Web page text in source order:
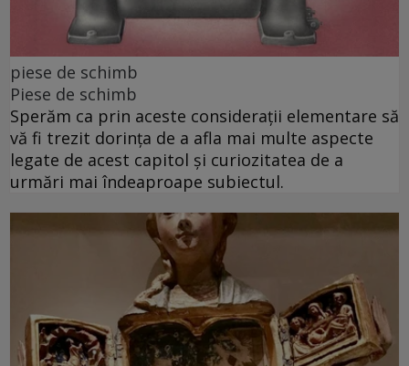
piese de schimb
Piese de schimb
Sperăm ca prin aceste considerații elementare să
vă fi trezit dorința de a afla mai multe aspecte
legate de acest capitol și curiozitatea de a
urmări mai îndeaproape subiectul.